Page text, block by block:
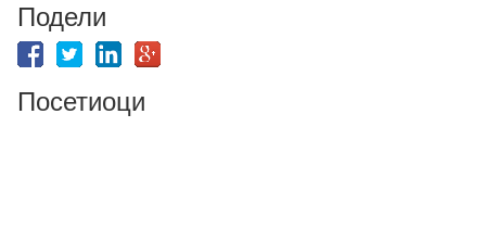
Подели
Посетиоци